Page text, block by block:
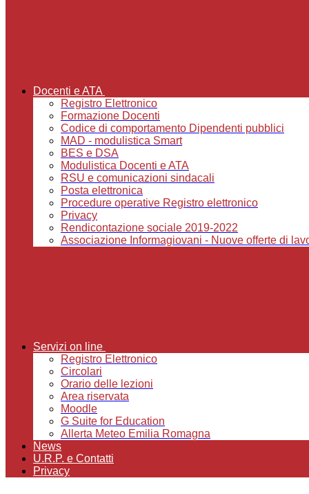
Docenti e ATA
Registro Elettronico
Formazione Docenti
Codice di comportamento Dipendenti pubblici
MAD - modulistica Smart
BES e DSA
Modulistica Docenti e ATA
RSU e comunicazioni sindacali
Posta elettronica
Procedure operative Registro elettronico
Privacy
Rendicontazione sociale 2019-2022
Associazione Informagiovani - Nuove offerte di
Servizi on line
Registro Elettronico
Circolari
Orario delle lezioni
Area riservata
Moodle
G Suite for Education
Allerta Meteo Emilia Romagna
News
U.R.P. e Contatti
Privacy